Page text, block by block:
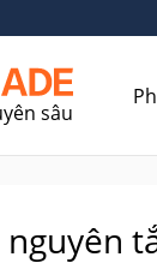
sâu
nguyên